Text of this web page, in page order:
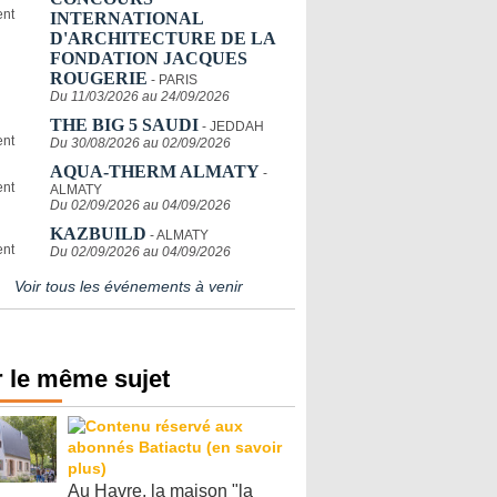
INTERNATIONAL
D'ARCHITECTURE DE LA
FONDATION JACQUES
ROUGERIE - PARIS
Du 11/03/2026 au 24/09/2026
THE BIG 5 SAUDI - JEDDAH
Du 30/08/2026 au 02/09/2026
AQUA-THERM ALMATY -
ALMATY
Du 02/09/2026 au 04/09/2026
KAZBUILD - ALMATY
Du 02/09/2026 au 04/09/2026
Voir tous les événements à venir
le même sujet
Au Havre, la maison "la